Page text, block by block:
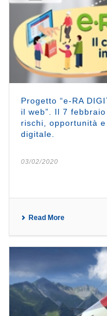
Progetto “e-RA
il web”. Il 7
rischi, opportunità
digitale.
03/02/2020
Read More